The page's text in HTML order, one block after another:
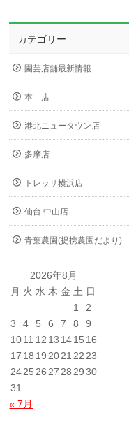
カテゴリー
園芸店舗最新情報
本 店
港北ニュータウン店
多摩店
トレッサ横浜店
仙台 中山店
青葉農園(提携農園だより)
2026年8月
月 火 水 木 金 土 日
1
2
3
4 5 6 7 8
9
1011 12 13 1415 16
17 18 19 2021 22 23
2425 26 27 28 29 30
31
« 7月